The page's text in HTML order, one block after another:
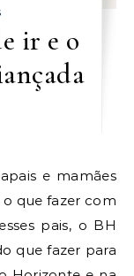
ir e o
que fazer com
pais, o BH
que fazer para